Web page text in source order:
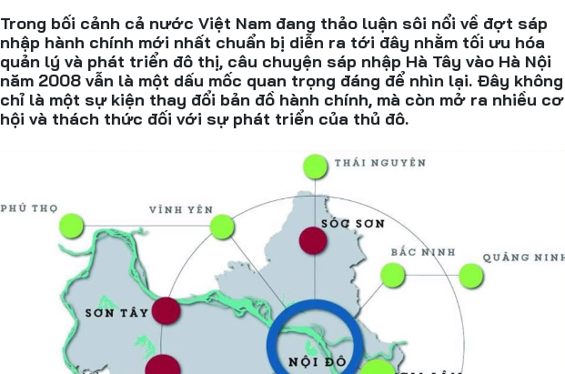
Trong bối cảnh cả nước Việt Nam đang thảo luận sôi nổi về đợt sáp
nhập hành chính mới nhất chuẩn bị diễn ra tới đây nhằm tối ưu hóa
quản lý và phát triển đô thị, câu chuyện sáp nhập Hà Tây vào Hà Nội
năm 2008 vẫn là một dấu mốc quan trọng đáng để nhìn lại. Đây không
chỉ là một sự kiện thay đổi bản đồ hành chính, mà còn mở ra nhiều cơ
hội và thách thức đối với sự phát triển của thủ đô.